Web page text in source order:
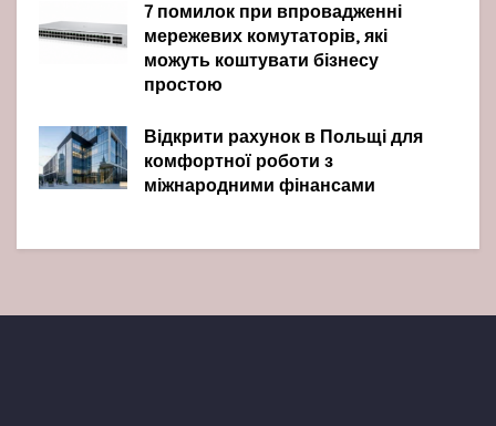
7 помилок при впровадженні
мережевих комутаторів, які
можуть коштувати бізнесу
простою
Відкрити рахунок в Польщі для
комфортної роботи з
міжнародними фінансами